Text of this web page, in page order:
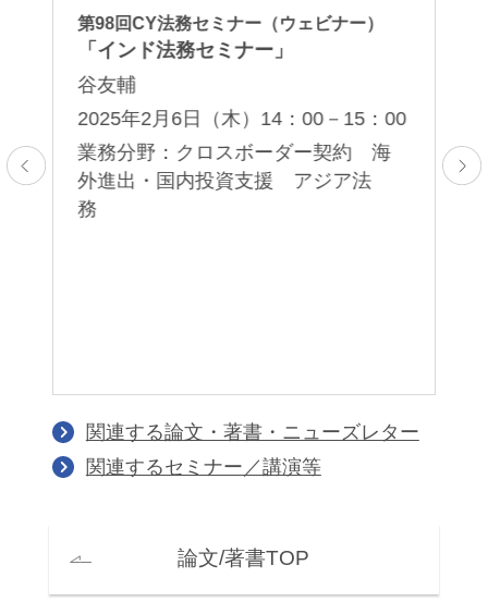
第98回CY法務セミナー（ウェビナー）
「インド法務セミナー」
谷友輔
2025年2月6日（木）14：00－15：00
業務分野：クロスボーダー契約 海
外進出・国内投資支援 アジア法
務
00
関連する論文・著書・ニューズレター
関連するセミナー／講演等
論文/著書TOP